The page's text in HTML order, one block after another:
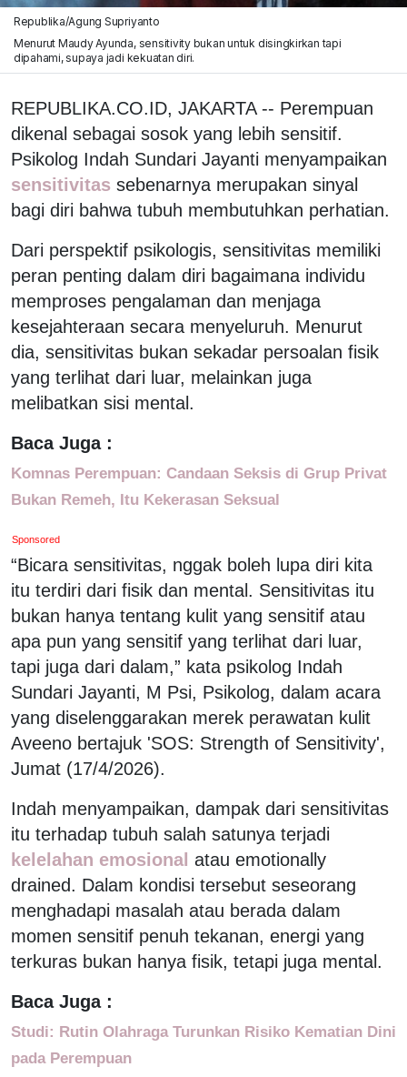
Republika/Agung Supriyanto
Menurut Maudy Ayunda, sensitivity bukan untuk disingkirkan tapi
dipahami, supaya jadi kekuatan diri.
REPUBLIKA.CO.ID, JAKARTA -- Perempuan
dikenal sebagai sosok yang lebih sensitif.
Psikolog Indah Sundari Jayanti menyampaikan
sensitivitas sebenarnya merupakan sinyal
bagi diri bahwa tubuh membutuhkan perhatian.
Dari perspektif psikologis, sensitivitas memiliki
peran penting dalam diri bagaimana individu
memproses pengalaman dan menjaga
kesejahteraan secara menyeluruh. Menurut
dia, sensitivitas bukan sekadar persoalan fisik
yang terlihat dari luar, melainkan juga
melibatkan sisi mental.
Baca Juga :
Komnas Perempuan: Candaan Seksis di Grup Privat
Bukan Remeh, Itu Kekerasan Seksual
Sponsored
“Bicara sensitivitas, nggak boleh lupa diri kita
itu terdiri dari fisik dan mental. Sensitivitas itu
bukan hanya tentang kulit yang sensitif atau
apa pun yang sensitif yang terlihat dari luar,
tapi juga dari dalam,” kata psikolog Indah
Sundari Jayanti, M Psi, Psikolog, dalam acara
yang diselenggarakan merek perawatan kulit
Aveeno bertajuk 'SOS: Strength of Sensitivity',
Jumat (17/4/2026).
Indah menyampaikan, dampak dari sensitivitas
itu terhadap tubuh salah satunya terjadi
kelelahan emosional atau emotionally
drained. Dalam kondisi tersebut seseorang
menghadapi masalah atau berada dalam
momen sensitif penuh tekanan, energi yang
terkuras bukan hanya fisik, tetapi juga mental.
Baca Juga :
Studi: Rutin Olahraga Turunkan Risiko Kematian Dini
pada Perempuan